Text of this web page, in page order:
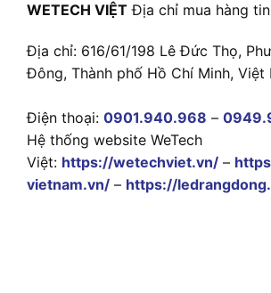
WETECH VIỆT Địa chỉ mua hàng
Địa chỉ: 616/61/198 Lê Đức Thọ,
Đông, Thành phố Hồ Chí Minh, Việt
Điện thoại: 0901.940.968 –
Hệ thống website WeTech
Việt: https://wetechviet.vn/ –
vietnam.vn/ – https://